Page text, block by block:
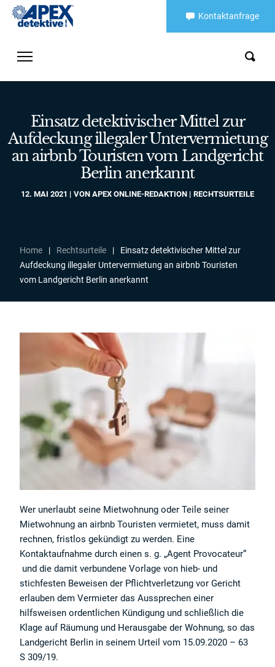
Kontaktanfrage
Einsatz detektivischer Mittel zur
Aufdeckung illegaler Untervermietung
an airbnb Touristen vom Landgericht
Berlin anerkannt
12. MAI 2021 VON APEX ONLINE-REDAKTION RECHTSURTEILE
Home | Rechtsurteile |
Einsatz detektivischer Mittel zur
Aufdeckung illegaler Untervermietung an airbnb Touristen
vom Landgericht Berlin anerkannt
Wer unerlaubt seine Mietwohnung oder Teile seiner
Mietwohnung an airbnb Touristen vermietet, muss damit
rechnen, fristlos gekündigt zu werden. Eine
Kontaktaufnahme durch einen s. g. „Agent Provocateur“
und die damit verbundene Vorlage von hieb- und
stichfesten Beweisen der Pflichtverletzung vor Gericht
erlauben dem Vermieter das Aussprechen einer
hilfsweisen ordentlichen Kündigung und schließlich die
Klage auf Räumung und Herausgabe der Wohnung, so das
Landgericht Berlin in seinem Urteil vom 15.09.2020 – 63
S 309/19.